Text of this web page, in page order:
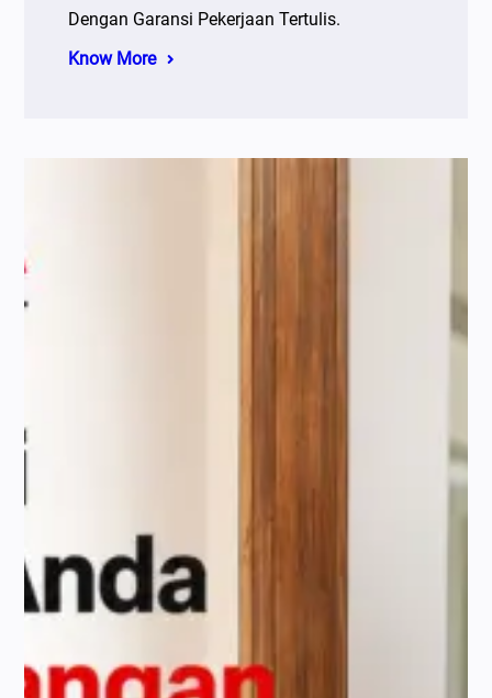
Dengan Garansi Pekerjaan Tertulis.
Know More